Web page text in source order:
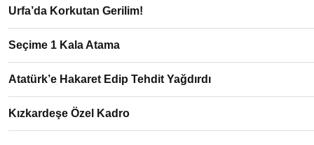
Urfa’da Korkutan Gerilim!
Seçime 1 Kala Atama
Atatürk’e Hakaret Edip Tehdit Yağdırdı
Kızkardeşe Özel Kadro